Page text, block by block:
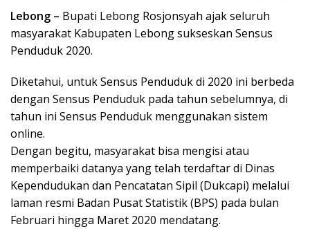
Lebong – Bupati Lebong Rosjonsyah ajak seluruh
masyarakat Kabupaten Lebong sukseskan Sensus
Penduduk 2020.
Diketahui, untuk Sensus Penduduk di 2020 ini berbeda
dengan Sensus Penduduk pada tahun sebelumnya, di
tahun ini Sensus Penduduk menggunakan sistem
online.
Dengan begitu, masyarakat bisa mengisi atau
memperbaiki datanya yang telah terdaftar di Dinas
Kependudukan dan Pencatatan Sipil (Dukcapi) melalui
laman resmi Badan Pusat Statistik (BPS) pada bulan
Februari hingga Maret 2020 mendatang.